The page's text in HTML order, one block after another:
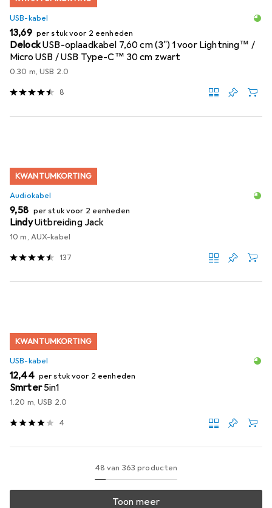
USB-kabel
EUR
13,69 per stuk voor 2 eenheden
DelockUSB-oplaadkabel 7,60 cm (3") 1 voor Lightning™ /
Micro USB / USB Type-C™ 30 cm zwart
0.30 m, USB 2.0
8
KWANTUMKORTING
Audiokabel
EUR
9,58 per stuk voor 2 eenheden
LindyUitbreiding Jack
10 m, AUX-kabel
137
KWANTUMKORTING
USB-kabel
EUR
12,44 per stuk voor 2 eenheden
Smrter5in1
1.20 m, USB 2.0
4
48 van 363 producten
Toon meer